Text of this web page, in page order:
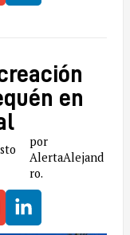
en
por
AlertaAlejand
ro.